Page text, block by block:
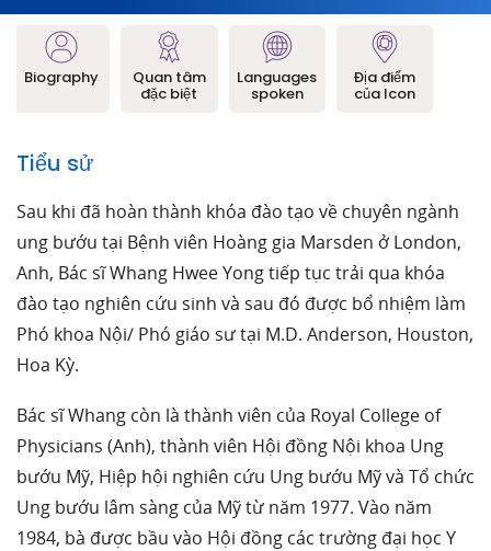
Biography Quan tâm
đặc biệt
Languages
spoken
Địa điểm
của Icon
Tiểu sử
Sau khi đã hoàn thành khóa đào tạo về chuyên ngành
ung bướu tại Bệnh viên Hoàng gia Marsden ở London,
Anh, Bác sĩ Whang Hwee Yong tiếp tục trải qua khóa
đào tạo nghiên cứu sinh và sau đó được bổ nhiệm làm
Phó khoa Nội/ Phó giáo sư tại M.D. Anderson, Houston,
Hoa Kỳ.
Bác sĩ Whang còn là thành viên của Royal College of
Physicians (Anh), thành viên Hội đồng Nội khoa Ung
bướu Mỹ, Hiệp hội nghiên cứu Ung bướu Mỹ và Tổ chức
Ung bướu lâm sàng của Mỹ từ năm 1977. Vào năm
1984, bà được bầu vào Hội đồng các trường đại học Y